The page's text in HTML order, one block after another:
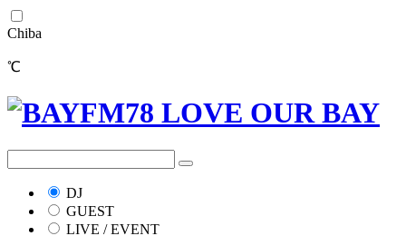
Chiba
℃
DJ
GUEST
LIVE / EVENT